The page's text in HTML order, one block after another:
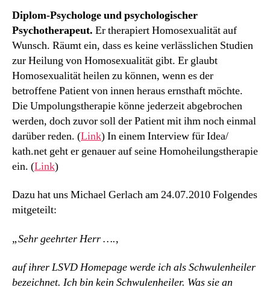
Diplom-Psychologe und psychologischer
Psychotherapeut. Er therapiert Homosexualität auf
Wunsch. Räumt ein, dass es keine verlässlichen Studien
zur Heilung von Homosexualität gibt. Er glaubt
Homosexualität heilen zu können, wenn es der
betroffene Patient von innen heraus ernsthaft möchte.
Die Umpolungstherapie könne jederzeit abgebrochen
werden, doch zuvor soll der Patient mit ihm noch einmal
darüber reden. (Link) In einem Interview für Idea/
kath.net geht er genauer auf seine Homoheilungstherapie
ein. (Link)
Dazu hat uns Michael Gerlach am 24.07.2010 Folgendes
mitgeteilt:
„Sehr geehrter Herr ….,
auf ihrer LSVD Homepage werde ich als Schwulenheiler
bezeichnet. Ich bin kein Schwulenheiler. Was sie an